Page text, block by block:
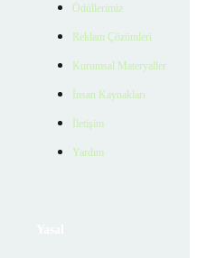
Ödüllerimiz
Reklam Çözümleri
Kurumsal Materyaller
İnsan Kaynakları
İletişim
Yardım